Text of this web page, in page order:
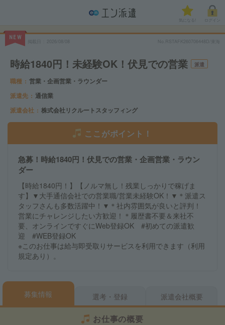
気になる!
NEW
No.RSTAFK260706448D/東海
時給1840円！未経験OK！伏見での営業 派遣
職種
営業・企画営業・ラウンダー
派遣先
通信業
派遣会社
株式会社リクルートスタッフィング
ここがポイント！
急募！時給1840円！伏見での営業・企画営業・ラウン
ダー
【時給1840円！】【ノルマ無し！残業しっかりで稼げま
す】▼大手通信会社での営業職/営業未経験OK！▼＊派遣ス
タッフさんも多数活躍中！▼＊社内雰囲気が良いと評判！
営業にチャレンジしたい方歓迎！＊履歴書不要＆来社不
要、オンラインですぐにWeb登録OK #初めての派遣歓
迎 #WEB登録OK
※このお仕事は給与即受取りサービスを利用できます（利用
規定あり）。
募集情報 選考・登録 派遣会社概要
お仕事の概要